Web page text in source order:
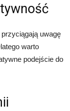
uwagę
warto
podejście do